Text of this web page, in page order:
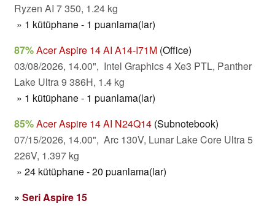
Ryzen AI 7 350, 1.24 kg
» 1 kütüphane - 1 puanlama(lar)
87%Acer Aspire 14 AI A14-I71M (Office)
03/08/2026, 14.00", Intel Graphics 4 Xe3 PTL, Panther
Lake Ultra 9 386H, 1.4 kg
» 1 kütüphane - 1 puanlama(lar)
85%Acer Aspire 14 AI N24Q14 (Subnotebook)
07/15/2026, 14.00", Arc 130V, Lunar Lake Core Ultra 5
226V, 1.397 kg
» 24 kütüphane - 20 puanlama(lar)
» Seri Aspire 15